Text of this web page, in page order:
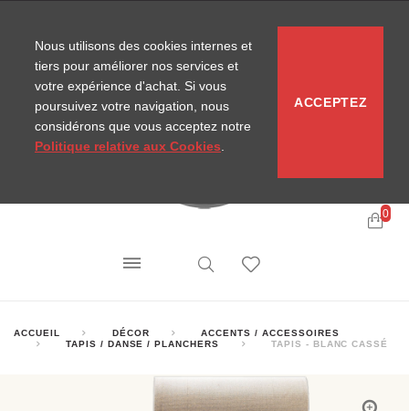
0
ACCUEIL DÉCOR
ACCENTS / ACCESSOIRES
TAPIS / DANSE / PLANCHERS
TAPIS - BLANC CASSÉ
Nous utilisons des cookies internes et
tiers pour améliorer nos services et
votre expérience d'achat. Si vous
poursuivez votre navigation, nous
considérons que vous acceptez notre
Politique relative aux Cookies
ACCEPTEZ